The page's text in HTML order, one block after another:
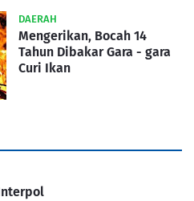
DAERAH
Mengerikan, Bocah 14
Tahun Dibakar Gara - gara
Curi Ikan